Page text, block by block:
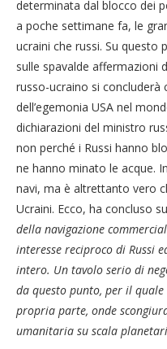
determinata dal blocco dei
a poche settimane fa, le
ucraini che russi. Su
sulle spavalde affermazioni
russo-ucraino si concluderà
dell’egemonia USA nel
dichiarazioni del ministro
non perché i Russi hanno
ne hanno minato le acque.
navi, ma è altrettanto vero
Ucraini. Ecco, ha concluso
della navigazione
interesse reciproco di Russi
intero. Un tavolo serio di
da questo punto, per il
propria parte, onde
umanitaria su scala